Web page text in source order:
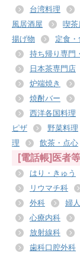
台湾料理
風居酒屋
喫茶
揚げ物
定食
持ち帰り専門
日本茶専門店
炉端焼き
焼酎バー
西洋各国料理
ピザ
野菜料理
理
飲茶・点心
[電話帳]医者等
はり・きゅう
リウマチ科
外科
婦
心療内科
放射線科
歯科口腔外科